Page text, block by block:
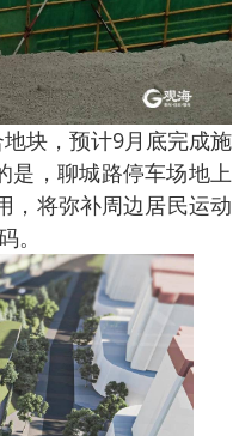
块，预计9月底完成施
是，聊城路停车场地上
，将弥补周边居民运动
。